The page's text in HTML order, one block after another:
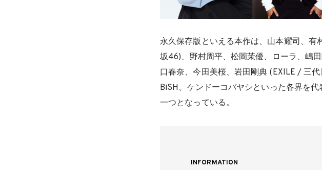
永久保存版といえる本作は、山本耀司、
坂46)、野村周平、松岡茉優、ローラ、嶋
口春奈、今田美桜、岩田剛典 (EXILE / 三
BiSH、ケンドーコバヤシといった各界を
一つとなっている。
INFORMATION